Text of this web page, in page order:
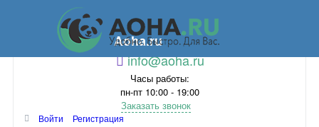
Aoha.ru
info@aoha.ru
Часы работы:
пн-пт 10:00 - 19:00
Заказать звонок
Войти
Регистрация